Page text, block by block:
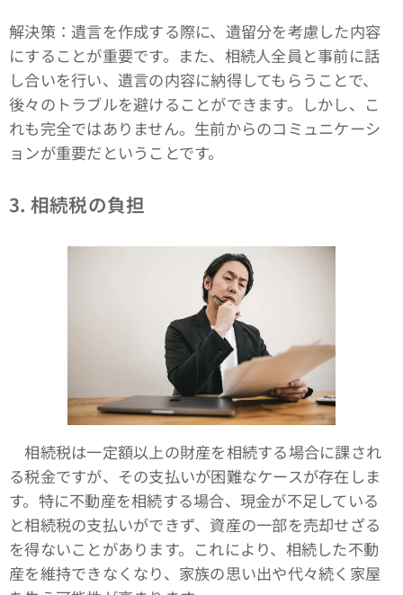
解決策：遺言を作成する際に、遺留分を考慮した内容
にすることが重要です。また、相続人全員と事前に話
し合いを行い、遺言の内容に納得してもらうことで、
後々のトラブルを避けることができます。しかし、こ
れも完全ではありません。生前からのコミュニケーシ
ョンが重要だということです。
3. 相続税の負担
相続税は一定額以上の財産を相続する場合に課され
る税金ですが、その支払いが困難なケースが存在しま
す。特に不動産を相続する場合、現金が不足している
と相続税の支払いができず、資産の一部を売却せざる
を得ないことがあります。これにより、相続した不動
産を維持できなくなり、家族の思い出や代々続く家屋